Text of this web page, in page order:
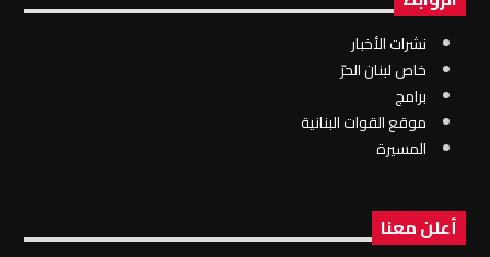
نشرات الأخبار
خاص لبنان الحرّ
برامج
موقع القوات البنانية
المسيرة
أعلن معنا